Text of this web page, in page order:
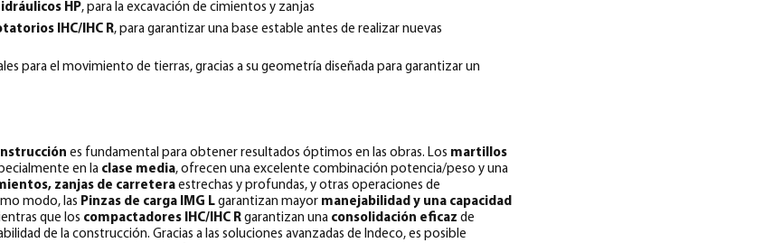
HP, para la excavación de cimientos y zanjas
IHC/IHC R, para garantizar una base estable antes de realizar nuevas
para el movimiento de tierras, gracias a su geometría diseñada para garantizar un
es fundamental para obtener resultados óptimos en las obras. Los martillos
en la clase media, ofrecen una excelente combinación potencia/peso y una
zanjas de carreteraestrechas y profundas, y otras operaciones de
modo, las Pinzas de carga IMG L garantizan mayor manejabilidad y una capacidad
que los compactadores IHC/IHC R garantizan una consolidación eficaz de
de la construcción. Gracias a las soluciones avanzadas de Indeco, es posible